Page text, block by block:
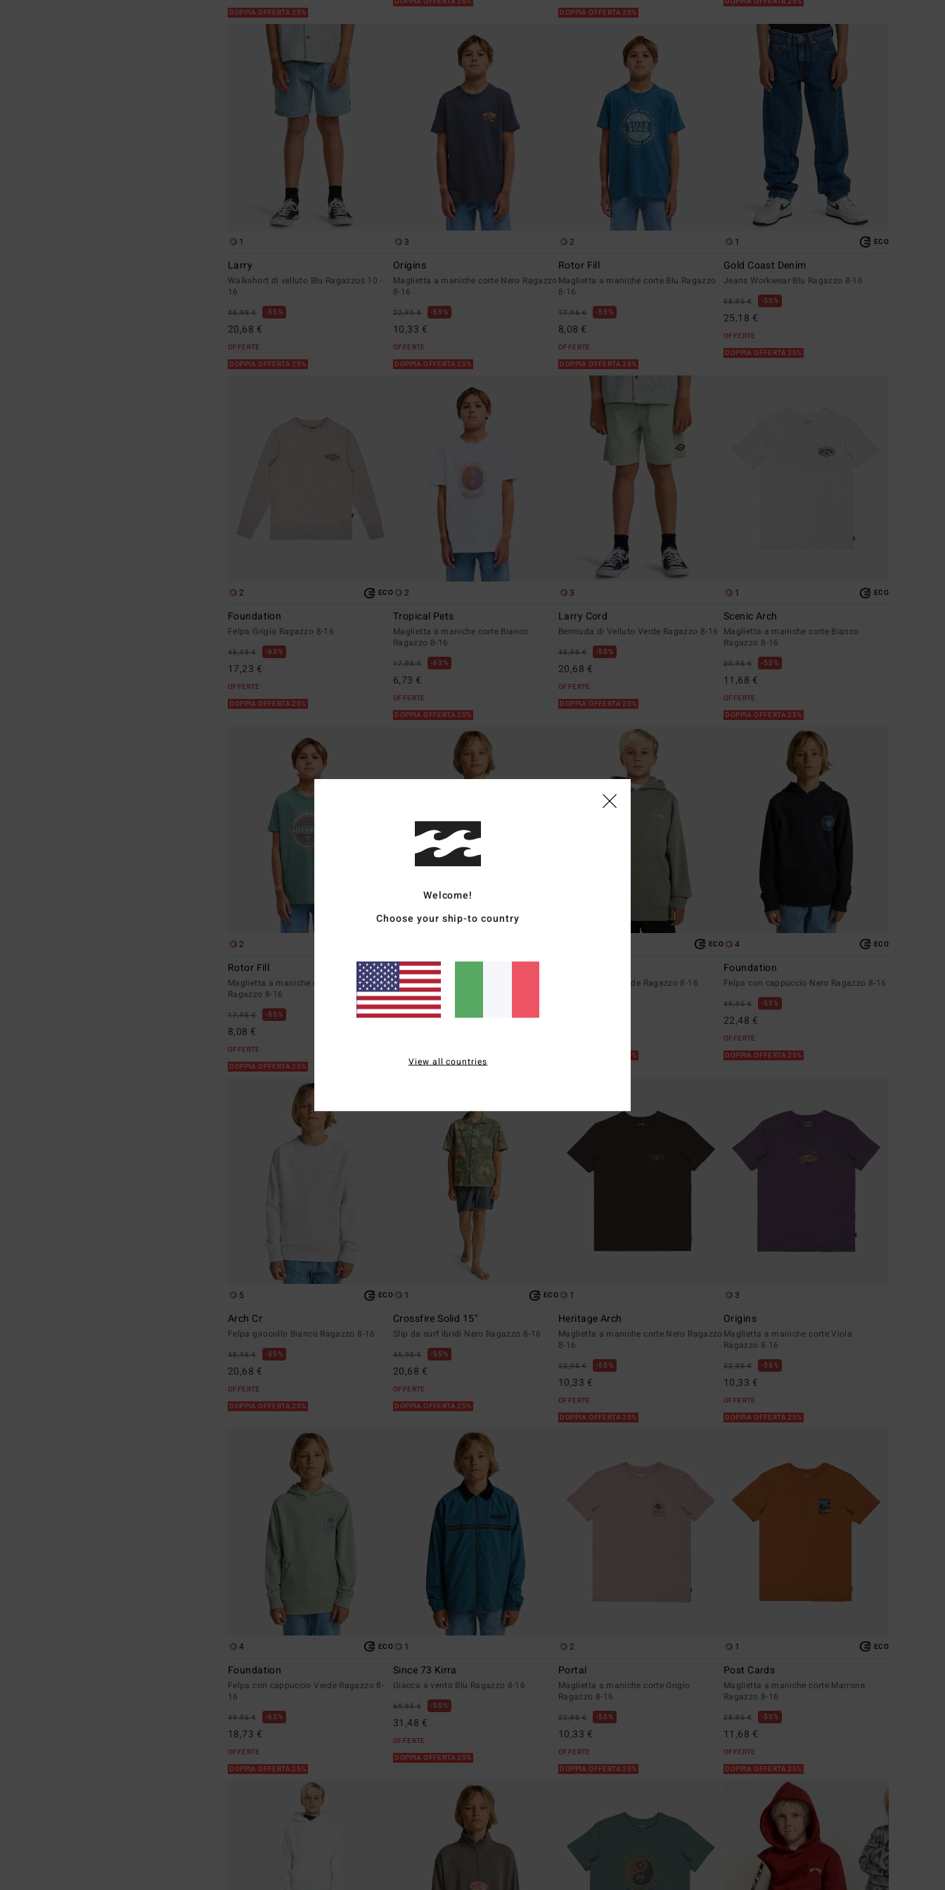
DOPPIA OFFERTA 25%
DOPPIA OFFERTA 25%
1
Larry
Walkshort di velluto Blu Ragazzos 10 -
16
45,95 € 55%
20,68 €
OFFERTE
DOPPIA OFFERTA 25%
3
Origins
Maglietta a maniche corte Nero Ragazzo
8-16
22,95 € 55%
10,33 €
OFFERTE
DOPPIA OFFERTA 25%
2
Rotor Fill
Maglietta a maniche corte Blu Ragazzo
8-16
17,95 € 55%
8,08 €
OFFERTE
DOPPIA OFFERTA 25%
1 ECO
Gold Coast Denim
Jeans Workwear Blu Ragazzo 8-16
55,95 € 55%
25,18 €
OFFERTE
DOPPIA OFFERTA 25%
2 ECO
Foundation
Felpa Grigio Ragazzo 8-16
45,95 € 63%
17,23 €
OFFERTE
DOPPIA OFFERTA 25%
2
Tropical Pets
Maglietta a maniche corte Bianco
Ragazzo 8-16
17,95 € 63%
6,73 €
OFFERTE
DOPPIA OFFERTA 25%
3
Larry Cord
Bermuda di Velluto Verde Ragazzo 8-16
45,95 € 55%
20,68 €
OFFERTE
DOPPIA OFFERTA 25%
1 ECO
Scenic Arch
Maglietta a maniche corte Bianco
Ragazzo 8-16
25,95 € 55%
11,68 €
OFFERTE
DOPPIA OFFERTA 25%
2
Rotor Fill
Maglietta a maniche corte Verde
Ragazzo 8-16
17,95 € 55%
8,08 €
OFFERTE
DOPPIA OFFERTA 25%
Arch Po
Felpa pullover Nero Ragazzo 8-16
49,95 € 63%
18,73 €
ECO
Felpa pullover Verde Ragazzo 8-16
DOPPIA OFFERTA 25%
4 ECO
Foundation
Felpa con cappuccio Nero Ragazzo 8-16
49,95 € 55%
22,48 €
OFFERTE
DOPPIA OFFERTA 25%
5 ECO
Arch Cr
Felpa girocollo Bianco Ragazzo 8-16
45,95 € 55%
20,68 €
OFFERTE
DOPPIA OFFERTA 25%
1 ECO
Crossfire Solid 15"
Slip da surf ibridi Nero Ragazzo 8-16
45,95 € 55%
20,68 €
OFFERTE
DOPPIA OFFERTA 25%
1
Heritage Arch
Maglietta a maniche corte Nero Ragazzo
8-16
22,95 € 55%
10,33 €
OFFERTE
DOPPIA OFFERTA 25%
3
Origins
Maglietta a maniche corte Viola
Ragazzo 8-16
22,95 € 55%
10,33 €
OFFERTE
DOPPIA OFFERTA 25%
4 ECO
Foundation
Felpa con cappuccio Verde Ragazzo 8-
16
49,95 € 63%
18,73 €
OFFERTE
DOPPIA OFFERTA 25%
1
Since 73 Kirra
Giacca a vento Blu Ragazzo 8-16
69,95 € 55%
31,48 €
OFFERTE
DOPPIA OFFERTA 25%
2
Portal
Maglietta a maniche corte Grigio
Ragazzo 8-16
22,95 € 55%
10,33 €
OFFERTE
DOPPIA OFFERTA 25%
1 ECO
Post Cards
Maglietta a maniche corte Marrone
Ragazzo 8-16
25,95 € 55%
11,68 €
OFFERTE
DOPPIA OFFERTA 25%
Welcome!
Choose your ship-to country
View all countries